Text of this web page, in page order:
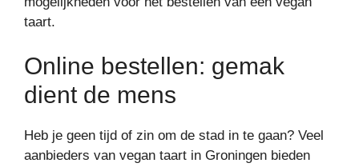
taart.
Online bestellen: gemak
dient de mens
Heb je geen tijd of zin om de stad in te gaan? Veel
aanbieders van vegan taart in Groningen bieden